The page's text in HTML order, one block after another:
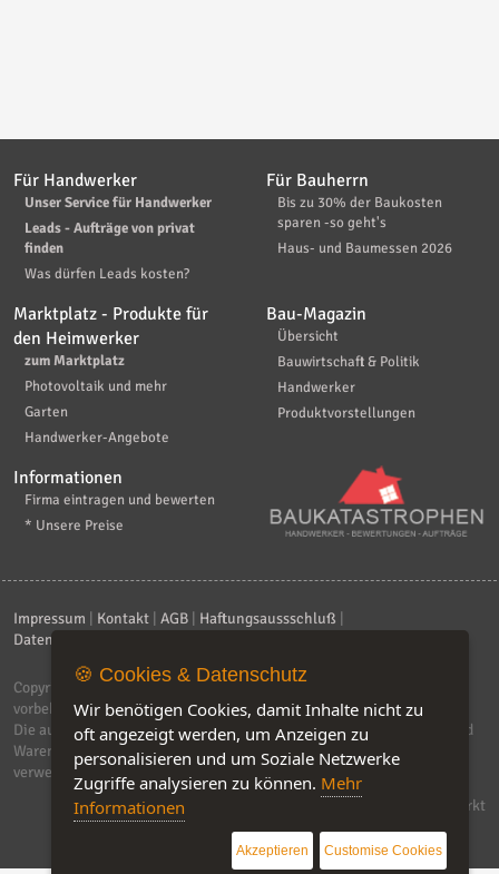
Für Handwerker
Unser Service für Handwerker
Leads - Aufträge von privat
finden
Was dürfen Leads kosten?
Für Bauherrn
Bis zu 30% der Baukosten
sparen -so geht's
Haus- und Baumessen 2026
Marktplatz - Produkte für
den Heimwerker
zum Marktplatz
Photovoltaik und mehr
Garten
Handwerker-Angebote
Bau-Magazin
Übersicht
Bauwirtschaft & Politik
Handwerker
Produktvorstellungen
Informationen
Firma eintragen und bewerten
* Unsere Preise
Impressum Kontakt AGB Haftungsaussschluß
Datenschutzerklärung
Copyright © 2026ebiz-consult GmbH & Co. KG
vorbehalten.
Die auf dieser Seite verwendeten Produktbezeichnungen, Namen und
Warenzeichen sind Eigentum der jeweiligen Firmen. Unser Portal
verwendet Affiliat-Links, für dir wir Geld erhalten.
Software by IQ-Markt
🍪 Cookies & Datenschutz
Wir benötigen Cookies, damit Inhalte nicht zu
oft angezeigt werden, um Anzeigen zu
personalisieren und um Soziale Netzwerke
Zugriffe analysieren zu können. Mehr
Informationen
Akzeptieren Customise Cookies